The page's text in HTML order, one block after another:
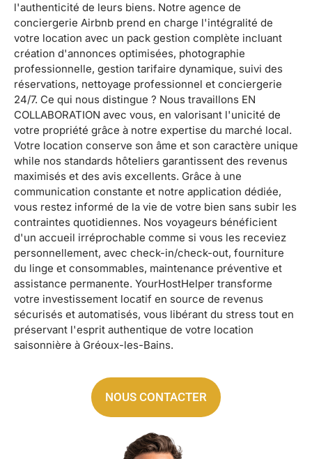
l'authenticité de leurs biens. Notre agence de
conciergerie Airbnb prend en charge l'intégralité de
votre location avec un pack gestion complète incluant
création d'annonces optimisées, photographie
professionnelle, gestion tarifaire dynamique, suivi des
réservations, nettoyage professionnel et conciergerie
24/7. Ce qui nous distingue ? Nous travaillons EN
COLLABORATION avec vous, en valorisant l'unicité de
votre propriété grâce à notre expertise du marché local.
Votre location conserve son âme et son caractère unique
while nos standards hôteliers garantissent des revenus
maximisés et des avis excellents. Grâce à une
communication constante et notre application dédiée,
vous restez informé de la vie de votre bien sans subir les
contraintes quotidiennes. Nos voyageurs bénéficient
d'un accueil irréprochable comme si vous les receviez
personnellement, avec check-in/check-out, fourniture
du linge et consommables, maintenance préventive et
assistance permanente. YourHostHelper transforme
votre investissement locatif en source de revenus
sécurisés et automatisés, vous libérant du stress tout en
préservant l'esprit authentique de votre location
saisonnière à Gréoux-les-Bains.
NOUS CONTACTER